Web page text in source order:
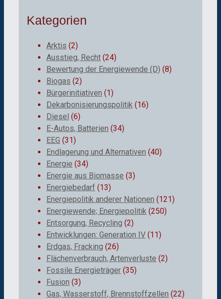
Kategorien
Arktis (2)
Ausstieg, Recht (24)
Bewertung der Energiewende (D) (8)
Biogas (2)
Bürgerinitiativen (1)
Dekarbonisierungspolitik (16)
Diesel (6)
E-Autos, Batterien (34)
EEG (31)
Endlagerung und Alternativen (40)
Energie (34)
Energie aus Biomasse (3)
Energiebedarf (13)
Energiepolitik anderer Nationen (121)
Energiewende; Energiepolitik (250)
Entsorgung, Recycling (2)
Entwicklungen: Generation IV (11)
Erdgas, Fracking (26)
Flächenverbrauch, Artenverluste (2)
Fossile Energieträger (35)
Fusion (3)
Gas, Wasserstoff, Brennstoffzellen (22)